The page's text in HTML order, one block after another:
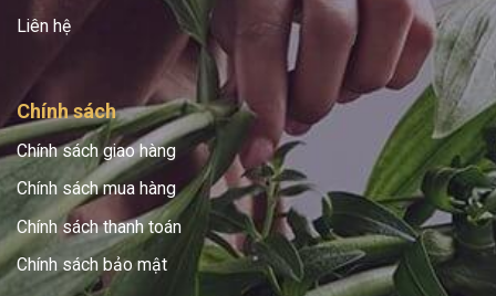
Liên hệ
Chính sách
Chính sách giao hàng
Chính sách mua hàng
Chính sách thanh toán
Chính sách bảo mật